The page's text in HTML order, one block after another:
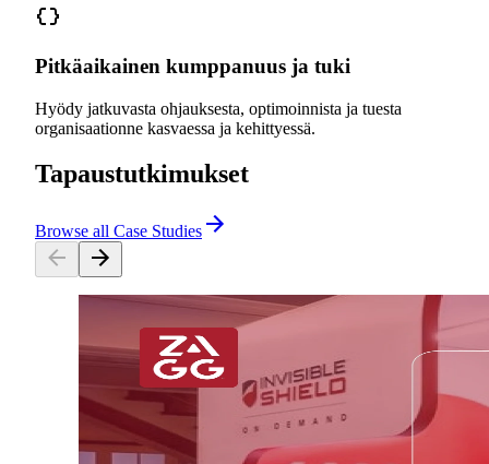
Pitkäaikainen kumppanuus ja tuki
Hyödy jatkuvasta ohjauksesta, optimoinnista ja tuesta
organisaationne kasvaessa ja kehittyessä.
Tapaustutkimukset
Browse all Case Studies